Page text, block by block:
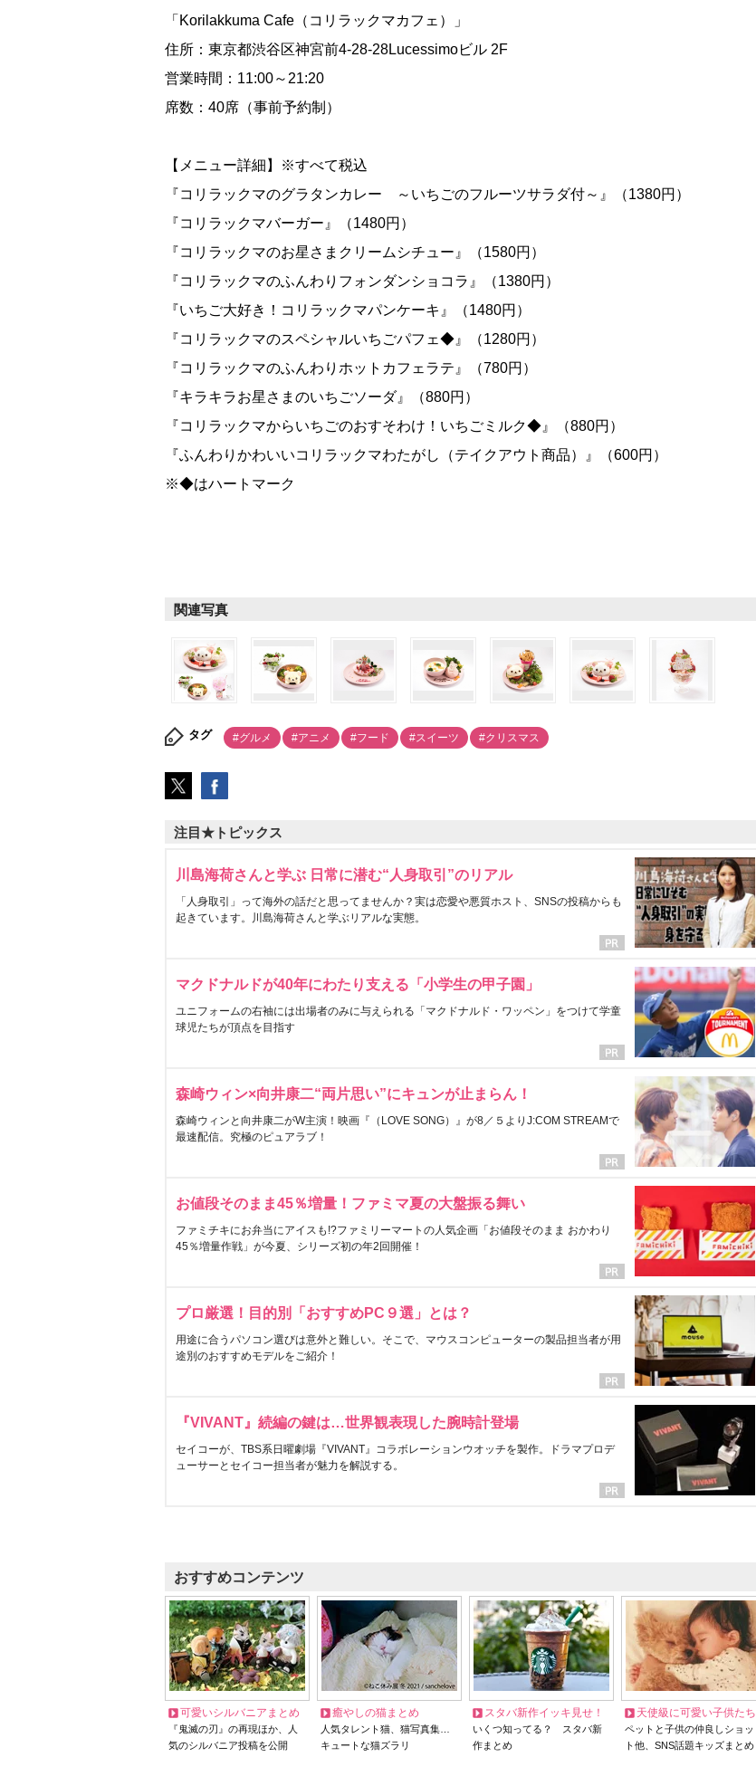
「Korilakkuma Cafe（コリラックマカフェ）」
住所：東京都渋谷区神宮前4-28-28Lucessimoビル 2F
営業時間：11:00～21:20
席数：40席（事前予約制）
【メニュー詳細】※すべて税込
『コリラックマのグラタンカレー ～いちごのフルーツサラダ付～』（1380円）
『コリラックマバーガー』（1480円）
『コリラックマのお星さまクリームシチュー』（1580円）
『コリラックマのふんわりフォンダンショコラ』（1380円）
『いちご大好き！コリラックマパンケーキ』（1480円）
『コリラックマのスペシャルいちごパフェ◆』（1280円）
『コリラックマのふんわりホットカフェラテ』（780円）
『キラキラお星さまのいちごソーダ』（880円）
『コリラックマからいちごのおすそわけ！いちごミルク◆』（880円）
『ふんわりかわいいコリラックマわたがし（テイクアウト商品）』（600円）
※◆はハートマーク
関連写真
タグ #グルメ #アニメ #フード #スイーツ #クリスマス
注目★トピックス
川島海荷さんと学ぶ 日常に潜む“人身取引”のリアル
「人身取引」って海外の話だと思ってませんか？実は恋愛や悪質ホスト、SNSの投稿からも
起きています。川島海荷さんと学ぶリアルな実態。
マクドナルドが40年にわたり支える「小学生の甲子園」
ユニフォームの右袖には出場者のみに与えられる「マクドナルド・ワッペン」をつけて学童
球児たちが頂点を目指す
森崎ウィン×向井康二“両片思い”にキュンが止まらん！
森崎ウィンと向井康二がW主演！映画『（LOVE SONG）』が8／５よりJ:COM STREAMで
最速配信。究極のピュアラブ！
お値段そのまま45％増量！ファミマ夏の大盤振る舞い
ファミチキにお弁当にアイスも!?ファミリーマートの人気企画「お値段そのまま おかわり
45％増量作戦」が今夏、シリーズ初の年2回開催！
プロ厳選！目的別「おすすめPC９選」とは？
用途に合うパソコン選びは意外と難しい。そこで、マウスコンピューターの製品担当者が用
途別のおすすめモデルをご紹介！
『VIVANT』続編の鍵は…世界観表現した腕時計登場
セイコーが、TBS系日曜劇場『VIVANT』コラボレーションウオッチを製作。ドラマプロデ
ューサーとセイコー担当者が魅力を解説する。
おすすめコンテンツ
可愛いシルバニアまとめ
『鬼滅の刃』の再現ほか、人
気のシルバニア投稿を公開
癒やしの猫まとめ
人気タレント猫、猫写真集…
キュートな猫ズラリ
スタバ新作イッキ見せ！
いくつ知ってる？ スタバ新
作まとめ
天使級に可愛い子供たち
ペットと子供の仲良しショッ
ト他、SNS話題キッズまとめ